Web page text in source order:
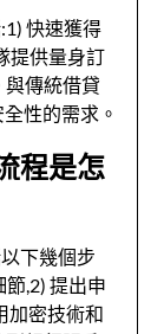
快速獲得
提供量身訂
與傳統借貸
性的需求。
程是怎
下幾個步
,2) 提出申
加密技術和